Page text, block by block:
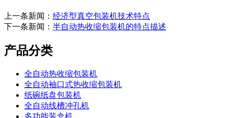
上一条新闻： 经济型真空包装机技术特点
下一条新闻： 半自动热收缩包装机的特点描述
产品分类
全自动热收缩包装机
全自动袖口式热收缩包装机
纸碗纸盘包装机
全自动线槽冲孔机
多功能装盒机